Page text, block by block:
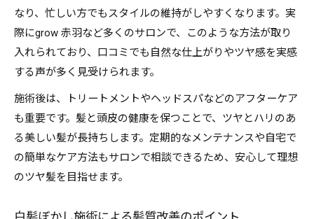
評判を呼ぶ白髪ぼかしの施術ポイント
白髪ぼかし技術が長持ちする秘訣を解説
赤羽で選ばれる白髪ぼかしサロンの特徴
ツヤを引き出す白髪ぼかしのポイントを徹底解説
白髪ぼかしで輝くツヤ髪を作るコツ
白髪ぼかし施術時に意識したいケア方法
サロンで叶う白髪ぼかしのツヤ感アップ術
髪質や状態別の白髪ぼかしポイント解説
なり、忙しい方でもスタイルの維持がしやすくなります。実
際にgrow 赤羽など多くのサロンで、このような方法が取り
入れられており、口コミでも自然な仕上がりやツヤ感を実感
する声が多く見受けられます。
施術後は、トリートメントやヘッドスパなどのアフターケア
も重要です。髪と頭皮の健康を保つことで、ツヤとハリのあ
る美しい髪が長持ちします。定期的なメンテナンスや自宅で
の簡単なケア方法もサロンで相談できるため、安心して理想
のツヤ髪を目指せます。